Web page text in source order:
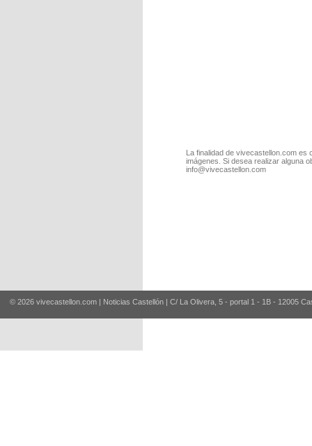
La finalidad de vivecastellon.com
imágenes. Si desea realizar alguna
info@vivecastellon.com
© 2026 vivecastellon.com | Noticias Castellón | C/ La Olivera, 5 - portal 1 - 1B - 12005